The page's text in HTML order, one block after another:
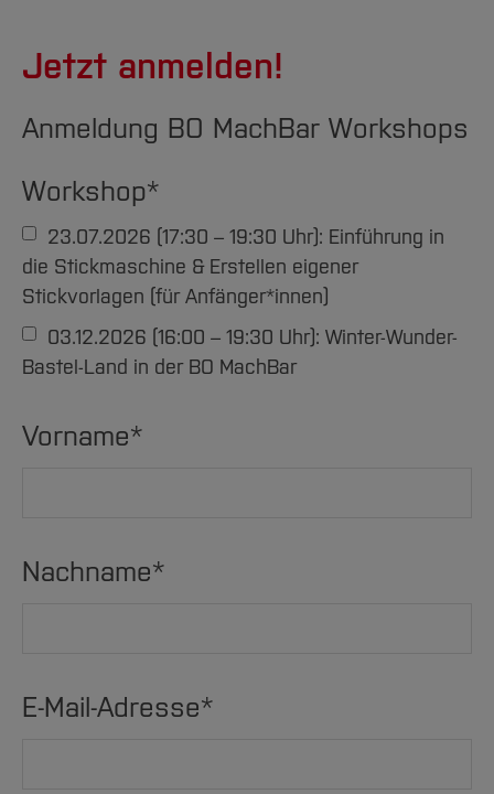
Jetzt anmelden!
Anmeldung BO MachBar Workshops
Workshop*
die Stickmaschine & Erstellen eigener
Stickvorlagen (für Anfänger*innen)
Bastel-Land in der BO MachBar
Vorname*
Nachname*
E-Mail-Adresse*